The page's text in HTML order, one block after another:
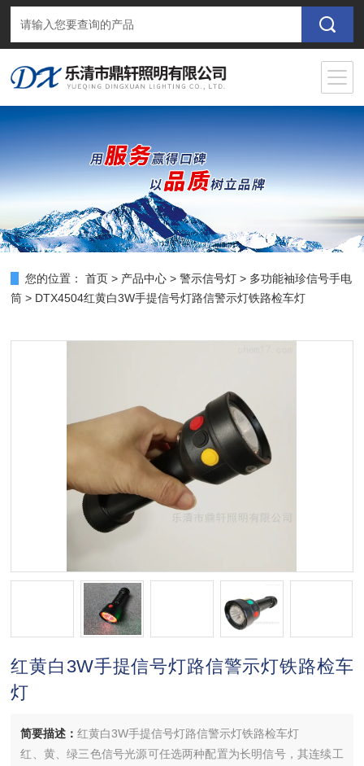
您的位置： 首页 > 产品中心 >警示信号灯 > 多功能袖珍信号手电
筒 > DTX4504红黄白3W手提信号灯路信警示灯铁路检车灯
红黄白3W手提信号灯路信警示灯铁路检车
灯
简要描述：红黄白3W手提信号灯路信警示灯铁路检车灯
红、黄、绿三色信号光源可任选两种配置为长明信号，其连续工